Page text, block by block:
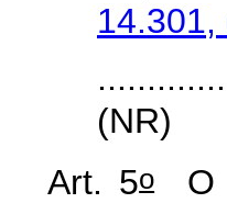
14.301,
(NR)
Art. 5oO